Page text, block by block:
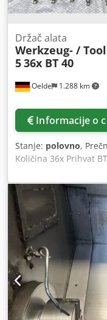
Oelde 1.288 km
Držač alata
Werkzeug- /
536x BT 40
Informacije o
Stanje: polovno,
Količina 36x Prihvat